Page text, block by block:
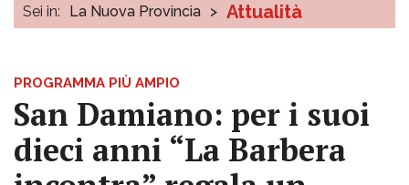
Sei in: La Nuova Provincia > Attualità
PROGRAMMA PIÙ AMPIO
San Damiano: per i suoi
dieci anni “La Barbera